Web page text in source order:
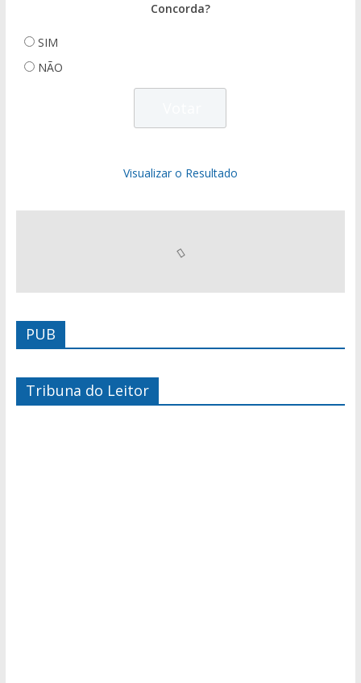
Concorda?
SIM
NÃO
Visualizar o Resultado
PUB
Tribuna do Leitor